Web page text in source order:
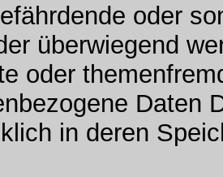
oder
überwiegend
oder
Daten
in deren